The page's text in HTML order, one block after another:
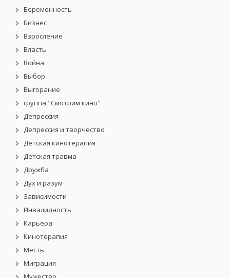
Беременность
Бизнес
Взросление
Власть
Война
Выбор
Выгорание
группа "Смотрим кино"
Депрессия
Депрессия и творчество
Детская кинотерапия
Детская травма
Дружба
Дух и разум
Зависимости
Инвалидность
Карьера
Кинотерапия
Месть
Миграция